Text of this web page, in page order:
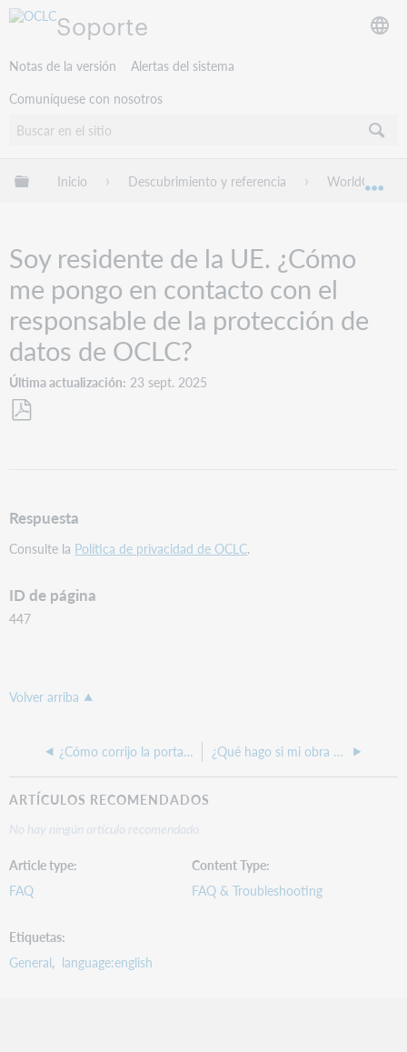
Soporte
Notas de la versión
Alertas del sistema
Comuníquese con nosotros
Expandir/contraer jerarquía global
Inicio Descubrimiento y referencia WorldCat.org
Soy residente de la UE. ¿Cómo
me pongo en contacto con el
responsable de la protección de
datos de OCLC?
Última actualización 23 sept. 2025
Respuesta
Consulte la Política de privacidad de OCLC.
ID de página
447
Volver arriba
¿Cómo corrijo la portada de mi obra? ¿Qué hago si mi obra tiene el nombre de un autor diferente en el registro?
ARTÍCULOS RECOMENDADOS
No hay ningún artículo recomendado.
Article type
FAQ
Content Type
FAQ & Troubleshooting
Etiquetas
General
language:english